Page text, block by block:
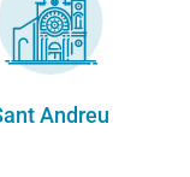
Andreu